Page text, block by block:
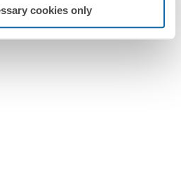
cookies only
de PVC 160x55mm